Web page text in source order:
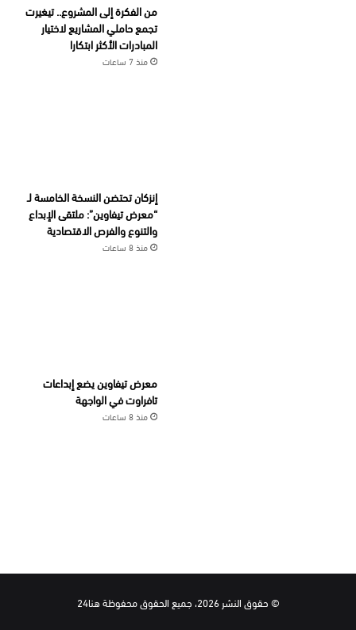
من الفكرة إلى المشروع.. تيغيرت
تجمع حاملي المشاريع لاختيار
المبادرات الأكثر ابتكارا
منذ 7 ساعات
إنزكان تحتضن النسخة الخامسة لـ
“معرض تيفاوين”: ملتقى الإبداع
والتنوع والفرص الاقتصادية
منذ 8 ساعات
معرض تيفاوين يضع إبداعات
تافراوت في الواجهة
منذ 8 ساعات
© حقوق النشر 2026، جميع الحقوق محفوظة هنا24